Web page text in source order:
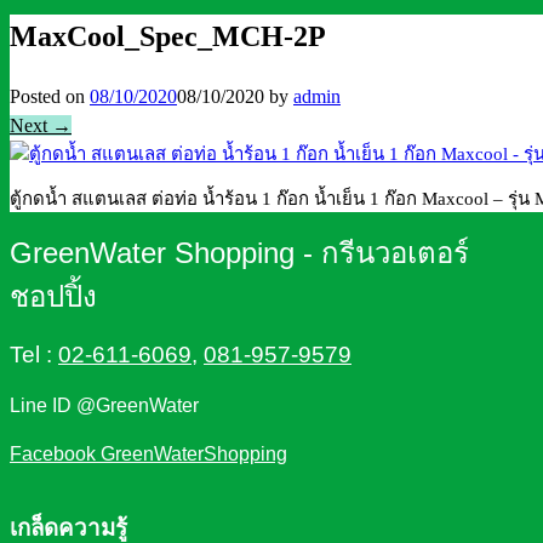
MaxCool_Spec_MCH-2P
Posted on 08/10/202008/10/2020 by admin
Next →
ตู้กดน้ำ สแตนเลส ต่อท่อ น้ำร้อน 1 ก๊อก น้ำเย็น 1 ก๊อก Maxcool – รุ่น
GreenWater Shopping - กรีนวอเตอร์
ชอปปิ้ง
Tel : 02-611-6069, 081-957-9579
Line ID @GreenWater
Facebook GreenWaterShopping
เกล็ดความรู้